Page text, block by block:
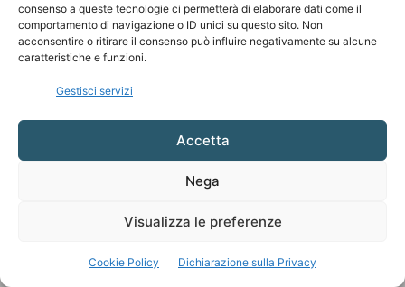
consenso a queste tecnologie ci permetterà di elaborare dati come il
comportamento di navigazione o ID unici su questo sito. Non
acconsentire o ritirare il consenso può influire negativamente su alcune
caratteristiche e funzioni.
Gestisci servizi
Accetta
Nega
Visualizza le preferenze
Cookie Policy Dichiarazione sulla Privacy